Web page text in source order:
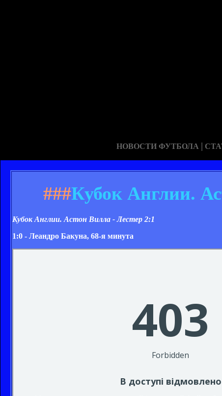
НОВОСТИ ФУТБОЛА |
###Кубок Англии.
Кубок Англии. Астон Вилла - Лестер 2:1
1:0 - Леандро Бакуна, 68-я минута